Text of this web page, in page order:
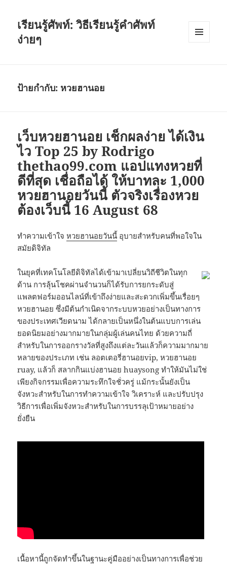
เรียนรู้ศัพท์: วิธีเรียนรู้คำศัพท์
ง่ายๆ
ป้ายกำกับ: หวยฮานอย
เว็บหวยฮานอย เช็กผลง่าย ได้เงิน
ไว Top 25 by Rodrigo
thethao99.com แอปแทงหวยที่
ดีที่สุด เชื่อถือได้ ให้บาทละ 1,000
หวยฮานอยวันนี้ ตัวจริงเรื่องหวย
ต้องเว็บนี้ 16 August 68
ทำความเข้าใจหวยฮานอยวันนี้ อุบายสำหรับคนที่พอใจใน
สมัยดิจิทัล
ในยุคที่เทคโนโลยีดิจิทัลได้เข้ามาเปลี่ยนวิถีชีวิตในทุก
ด้าน การลุ้นโชคผ่านจำนวนก็ได้รับการยกระดับสู่
แพลตฟอร์มออนไลน์ที่เข้าถึงง่ายและสะดวกเพิ่มขึ้นเรื่อยๆ
หวยฮานอย ซึ่งมีต้นกำเนิดจากระบบหวยอย่างเป็นทางการ
ของประเทศเวียดนาม ได้กลายเป็นหนึ่งในต้นแบบการเล่น
ยอดนิยมอย่างมากมายในกลุ่มผู้เล่นคนไทย ด้วยความถี่
สำหรับในการออกรางวัลที่สูงถึงแต่ละวันแล้วก็ความมากมาย
หลายของประเภท เช่น ลอตเตอรี่ฮานอยvip, หวยฮานอย
ruay, แล้วก็ สลากกินแบ่งฮานอย huaysong ทำให้มันไม่ใช่
เพียงกิจกรรมเพื่อความระทึกใจชั่วครู่ แม้กระนั้นยังเป็น
จังหวะสำหรับในการทำความเข้าใจ วิเคราะห์ และปรับปรุง
วิธีการเพื่อเพิ่มจังหวะสำหรับในการบรรลุเป้าหมายอย่าง
ยั่งยืน
เนื้อหานี้ถูกจัดทำขึ้นในฐานะคู่มืออย่างเป็นทางการเพื่อช่วย